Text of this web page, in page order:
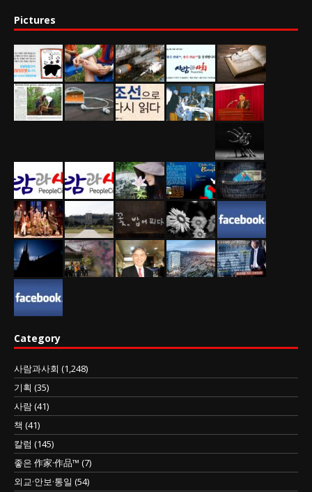
Pictures
Category
사람과사회 (1,248)
기획 (35)
사람(41)
책 (41)
칼럼 (145)
좋은 作家·作品™ (7)
외교·안보·통일 (54)